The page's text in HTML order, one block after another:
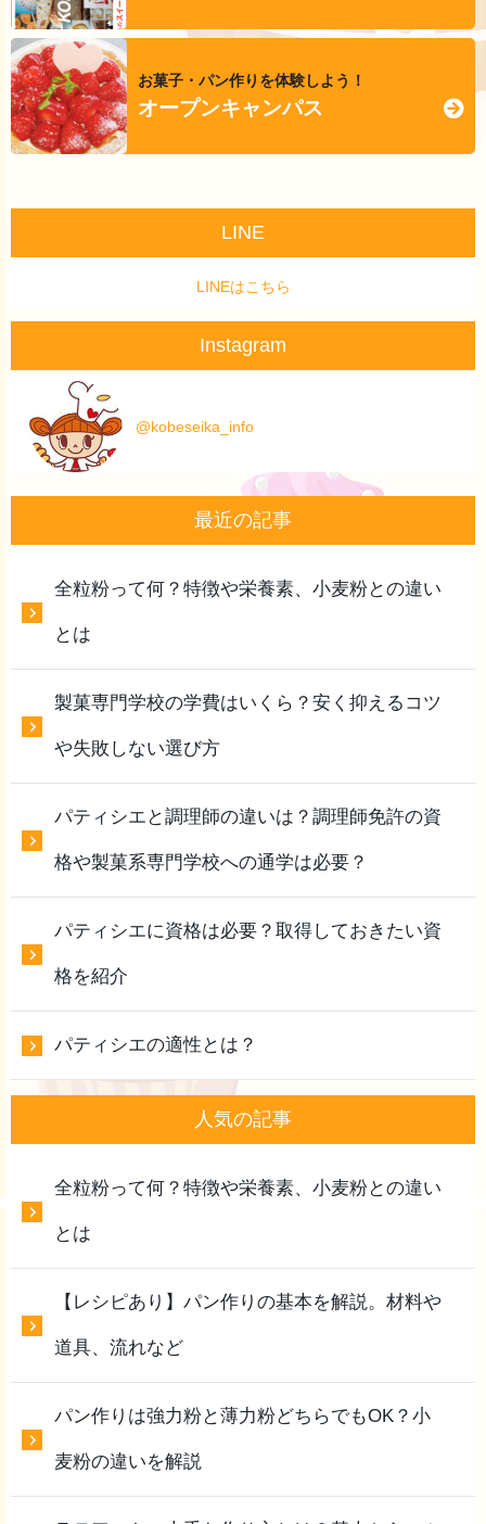
お菓子・パン作りを体験しよう！
オープンキャンパス
LINE
LINEはこちら
Instagram
@kobeseika_info
最近の記事
全粒粉って何？特徴や栄養素、小麦粉との違い
とは
製菓専門学校の学費はいくら？安く抑えるコツ
や失敗しない選び方
パティシエと調理師の違いは？調理師免許の資
格や製菓系専門学校への通学は必要？
パティシエに資格は必要？取得しておきたい資
格を紹介
パティシエの適性とは？
人気の記事
全粒粉って何？特徴や栄養素、小麦粉との違い
とは
【レシピあり】パン作りの基本を解説。材料や
道具、流れなど
パン作りは強力粉と薄力粉どちらでもOK？小
麦粉の違いを解説